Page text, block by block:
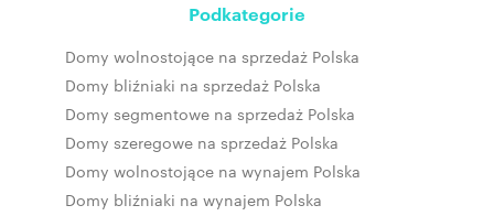
Podkategorie
Domy wolnostojące na sprzedaż Polska
Domy bliźniaki na sprzedaż Polska
Domy segmentowe na sprzedaż Polska
Domy szeregowe na sprzedaż Polska
Domy wolnostojące na wynajem Polska
Domy bliźniaki na wynajem Polska